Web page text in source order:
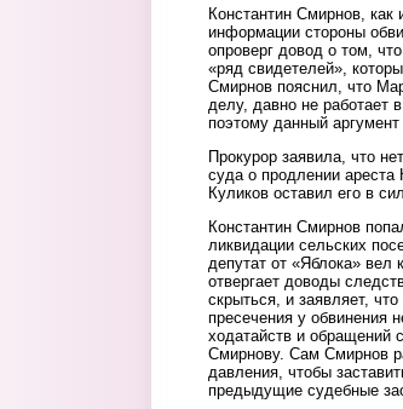
Константин Смирнов,
информации стороны
опроверг довод о том,
«ряд свидетелей»,
Смирнов пояснил, что
делу, давно не работает
поэтому данный аргумент
Прокурор заявила, что
суда о продлении ареста
Куликов оставил его в
Константин Смирнов
ликвидации сельских
депутат от «Яблока»
отвергает доводы
скрыться, и заявляет,
пресечения у обвинения
ходатайств и обращений
Смирнову. Сам Смирнов
давления, чтобы
предыдущие судебные